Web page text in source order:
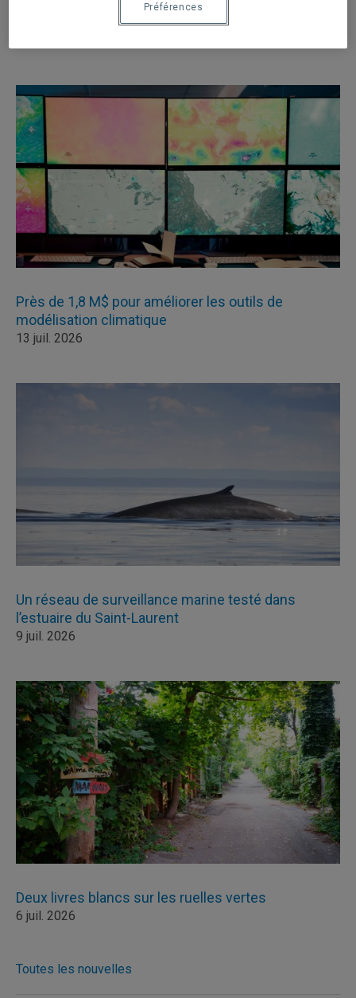
Nouvelles
Près de 1,8 M$ pour améliorer les outils de
modélisation climatique
13 juil. 2026
Un réseau de surveillance marine testé dans
l’estuaire du Saint-Laurent
9 juil. 2026
Deux livres blancs sur les ruelles vertes
6 juil. 2026
Toutes les nouvelles
Préférences